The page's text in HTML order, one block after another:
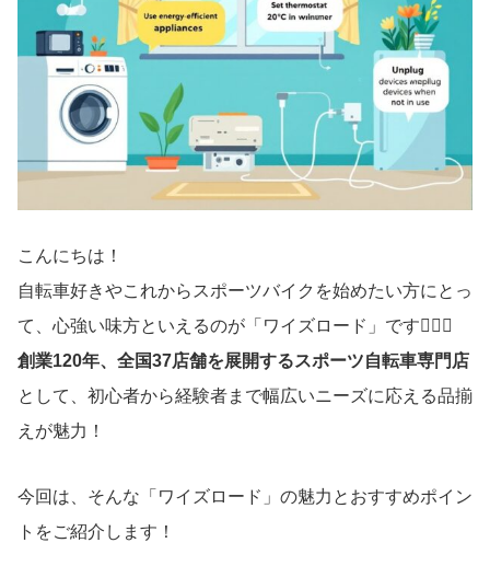
こんにちは！
自転車好きやこれからスポーツバイクを始めたい方にとっ
て、心強い味方といえるのが「ワイズロード」です🚴‍♂️✨
創業120年、全国37店舗を展開するスポーツ自転車専門店
として、初心者から経験者まで幅広いニーズに応える品揃
えが魅力！
今回は、そんな「ワイズロード」の魅力とおすすめポイン
トをご紹介します！